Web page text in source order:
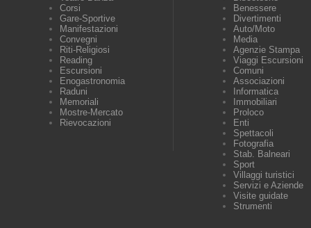
Corsi
Gare-Sportive
Manifestazioni
Convegni
Riti-Religiosi
Reading
Escursioni
Enogastronomia
Raduni
Memoriali
Mostre-Mercato
Rievocazioni
Benessere
Divertimenti
Auto/Moto
Media
Agenzie Stampa
Viaggi Escursioni
Comuni
Associazioni
Informatica
Immobiliari
Proloco
Enti
Spettacoli
Fotografia
Stab. Balneari
Sport
Villaggi turistici
Servizi e Aziende
Visite guidate
Strumenti